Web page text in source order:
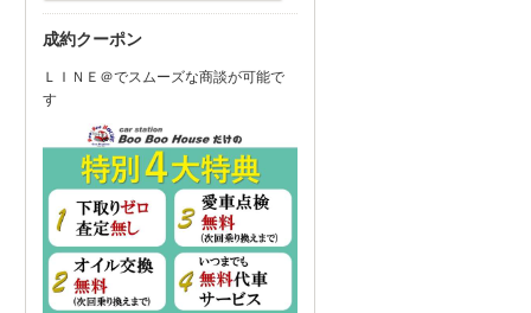
成約クーポン
ＬＩＮＥ＠でスムーズな商談が可能で
す